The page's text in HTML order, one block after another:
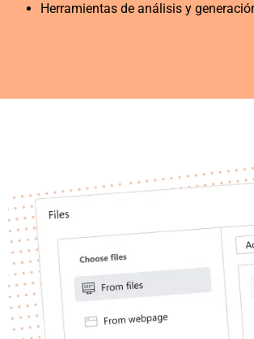
Herramientas de análisis y